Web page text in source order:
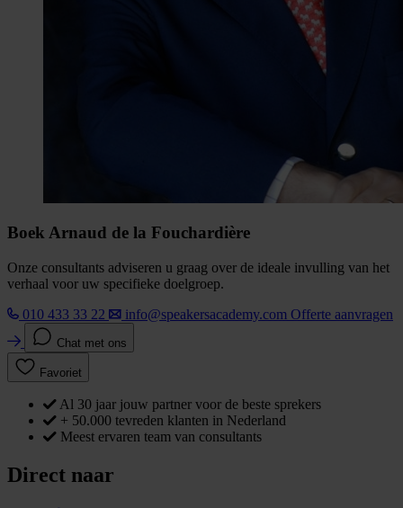
Boek Arnaud de la Fouchardière
Onze consultants adviseren u graag over de ideale invulling van het
verhaal voor uw specifieke doelgroep.
010 433 33 22
info@speakersacademy.com Offerte aanvragen
Chat met ons
Favoriet
Al 30 jaar jouw partner voor de beste sprekers
+ 50.000 tevreden klanten in Nederland
Meest ervaren team van consultants
Direct naar